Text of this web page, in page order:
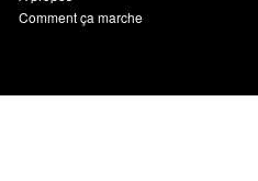
Comment ça marche